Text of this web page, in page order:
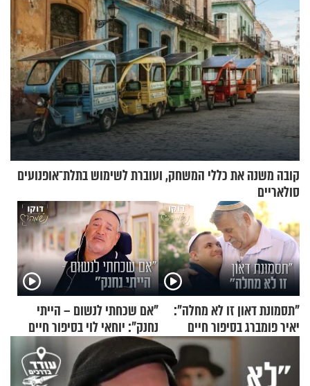
קובה משנה את כללי המשחק, ועוברת לשימוש בתלת־אופנועים
סולאריים
"תסמונת דאון זו לא מחלה":
יאיר פומברג בסיפור חיים
"אם שכחתי לנשום – הייתי
נחנק": יוחאי לוי בסיפור חיים
מעורר השראה